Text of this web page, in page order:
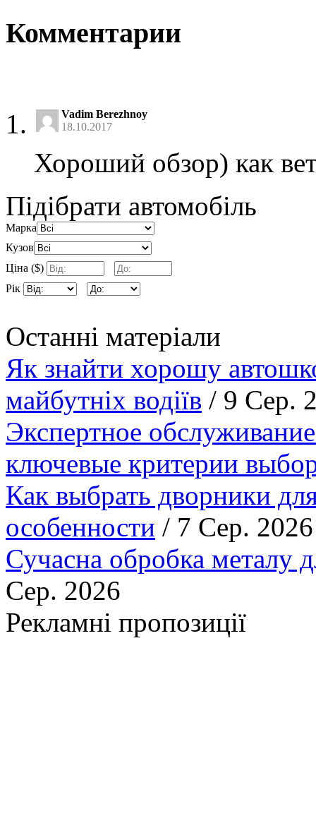
Комментарии
Vadim Berezhnoy
18.10.2017
Хороший обзор) как
Підібрати автомобіль
Марка
Кузов
Ціна ($)
Рік
Останні матеріали
Як знайти хорошу
майбутніх водіїв / 9 Сер.
Экспертное
ключевые критерии
Как выбрать дворники
особенности / 7 Сер. 2026
Сучасна обробка металу
Сер. 2026
Рекламні пропозиції